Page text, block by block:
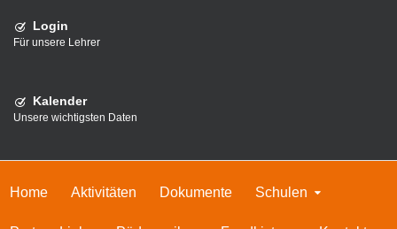
Login
Für unsere Lehrer
Kalender
Unsere wichtigsten Daten
Home Aktivitäten Dokumente Schulen